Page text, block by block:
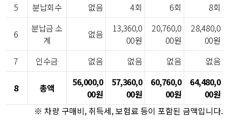
5
분납회수 없음 4회 6회 8회
6
분납금 소
계
없음
13,360,0
00원
20,760,0
00원
28,480,0
00원
7
인수금 없음 없음 없음 없음
8 총액
56,000,0
00원
57,360,0
00원
60,760,0
00원
64,480,0
00원
※ 차량 구매비, 취득세, 보험료 등이 포함된 금액입니다.